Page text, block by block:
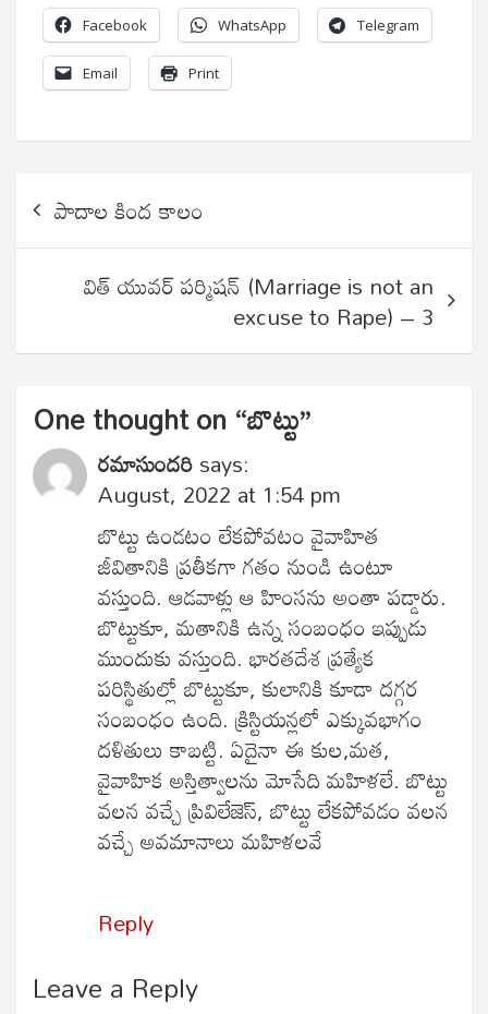
Facebook WhatsApp Telegram
Email Print
Post
navigation
పాదాల కింద కాలం
విత్ యువర్ పర్మిషన్ (Marriage is not an
excuse to Rape) – 3
One thought on “బొట్టు”
రమాసుందరిsays:
August, 2022 at 1:54 pm
బొట్టు ఉండటం లేకపోవటం వైవాహిత
జీవితానికి ప్రతీకగా గతం నుండి ఉంటూ
వస్తుంది. ఆడవాళ్లు ఆ హింసను అంతా పడ్డారు.
బొట్టుకూ, మతానికి ఉన్న సంబంధం ఇప్పుడు
ముందుకు వస్తుంది. భారతదేశ ప్రత్యేక
పరిస్థితుల్లో బొట్టుకూ, కులానికి కూడా దగ్గర
సంబంధం ఉంది. క్రిస్టియన్లలో ఎక్కువభాగం
దళితులు కాబట్టి. ఏదైనా ఈ కుల,మత,
వైవాహిక అస్తిత్వాలను మోసేది మహిళలే. బొట్టు
వలన వచ్చే ప్రివిలేజెస్, బొట్టు లేకపోవడం వలన
వచ్చే అవమానాలు మహిళలవే
Reply
Leave a Reply